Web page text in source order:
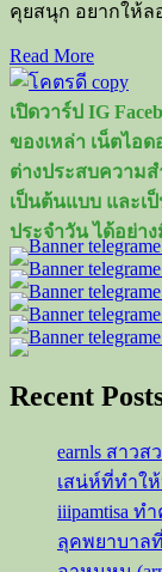
คุยสนุก อยากให้ล
Read MoreRead
more
about
เปิด
วาร์
ป
ต้น
อ้อ
จุฑามา
วี
เจ
สวย
เล็ก
ขาว
เนียน
ขวัญใจ
เปิดวาร์ป IG
ของเหล่า เน็ตไอ
ต่างประสบความส
เป็นต้นแบบ และเ
ประจำวัน ได้อย่า
Recent
earnls สาว
เสน่ห์ที่ทำใ
iiipamtisa
ลุคพยาบาล